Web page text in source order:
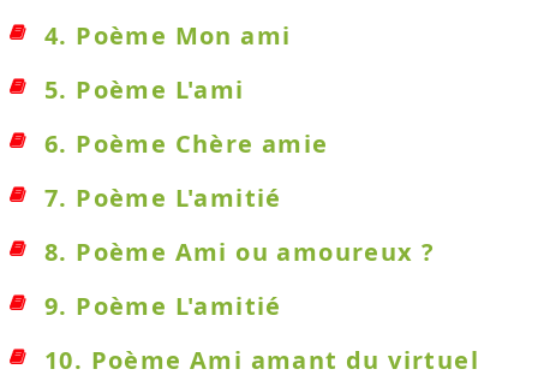
4. Poème Mon ami
5. Poème L'ami
6. Poème Chère amie
7. Poème L'amitié
8. Poème Ami ou amoureux ?
9. Poème L'amitié
10. Poème Ami amant du virtuel